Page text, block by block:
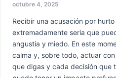
octubre 4, 2025
Recibir una acusación por
extremadamente seria que
angustia y miedo. En este
calma y, sobre todo, actuar
que digas y cada decisión que